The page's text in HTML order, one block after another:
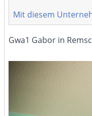
Mit diesem
Gwa1 Gabor in